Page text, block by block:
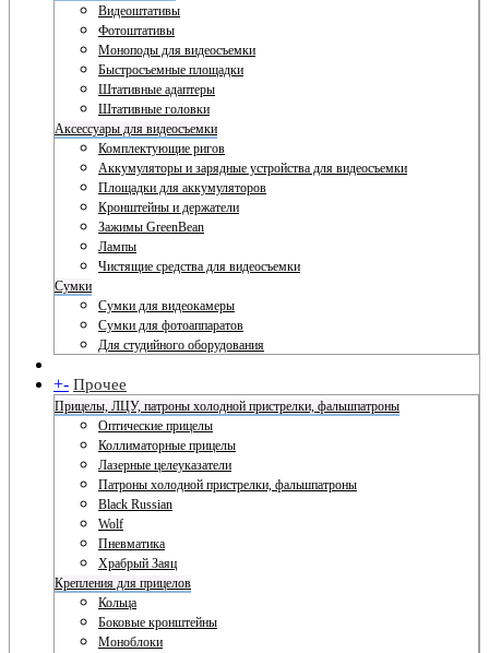
Видеоштативы
Фотоштативы
Моноподы для видеосъемки
Быстросъемные площадки
Штативные адаптеры
Штативные головки
Аксессуары для видеосъемки
Комплектующие ригов
Аккумуляторы и зарядные устройства для видеосъемки
Площадки для аккумуляторов
Кронштейны и держатели
Зажимы GreenBean
Лампы
Чистящие средства для видеосъемки
Сумки
Сумки для видеокамеры
Сумки для фотоаппаратов
Для студийного оборудования
+- Прочее
Прицелы, ЛЦУ, патроны холодной пристрелки, фальшпатроны
Оптические прицелы
Коллиматорные прицелы
Лазерные целеуказатели
Патроны холодной пристрелки, фальшпатроны
Black Russian
Wolf
Пневматика
Храбрый Заяц
Крепления для прицелов
Кольца
Боковые кронштейны
Моноблоки